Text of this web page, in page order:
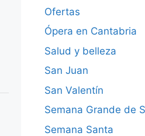
Ofertas
Ópera en Cantabria
Salud y belleza
San Juan
San Valentín
Semana Grande de
Semana Santa